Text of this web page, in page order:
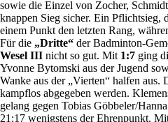
sowie die Einzel von Zocher,
knappen Sieg sicher. Ein Pflichtsieg,
einem Punkt den letzten Rang,
Für die „Dritte“ der Badminton-
Wesel III nicht so gut. Mit 1:7 ging
Yvonne Bytomski aus der Jugend
Wanke aus der „Vierten“ halfen aus.
kampflos abgegeben werden.
gelang gegen Tobias Göbbeler/
21:17 wenigstens der Ehrenpunkt.